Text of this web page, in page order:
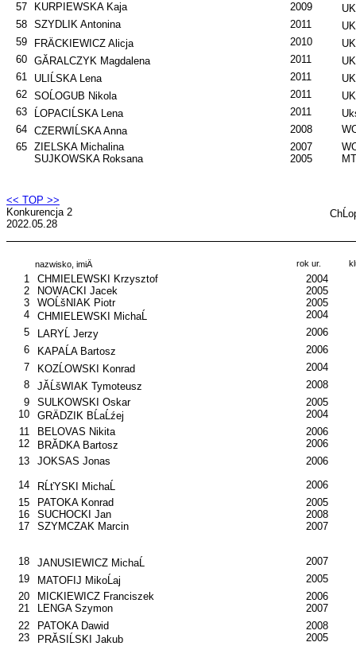
57
KURPIEWSKA Kaja 2009
58 SZYDLIK Antonina 2011
59
FRÄCKIEWICZ Alicja 2010
60 GĂRALCZYK Magdalena 2011
61
ULIĹSKA Lena 2011
62 SOĹOGUB Nikola 2011
63
ĹOPACIĹSKA Lena 2011
64 CZERWIĹSKA Anna 2008
65 ZIELSKA Michalina 2007
SUJKOWSKA Roksana
2005
<< TOP >>
Konkurencja 2
2022.05.28
nazwisko, imiÄ rok ur.
1 CHMIELEWSKI Krzysztof
2004
2
NOWACKI Jacek
2005
3
WOĹšNIAK Piotr
2005
4
CHMIELEWSKI MichaĹ
2004
5
LARYĹ Jerzy
2006
6
KAPAĹA Bartosz
2006
7
KOZĹOWSKI Konrad
2004
8
JĂĹšWIAK Tymoteusz
2008
9
SULKOWSKI Oskar
2005
10
GRÄDZIK BĹaĹźej
2004
11
BELOVAS Nikita
2006
12
BRĂDKA Bartosz
2006
13
JOKSAS Jonas
2006
14
RĹťYSKI MichaĹ
2006
15
PATOKA Konrad
2005
16
SUCHOCKI Jan
2008
17
SZYMCZAK Marcin 2007
18 JANUSIEWICZ MichaĹ
2007
19
MATOFIJ MikoĹaj
2005
20
MICKIEWICZ Franciszek
2006
21
LENGA Szymon
2007
22
PATOKA Dawid
2008
23
PRĂSIĹSKI Jakub
2005